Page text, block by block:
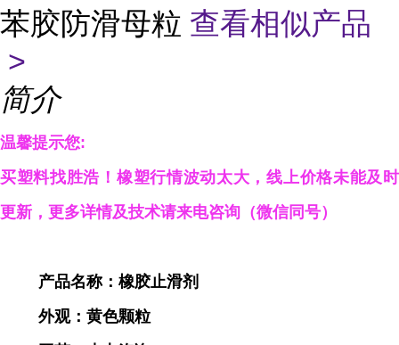
苯胶防滑母粒 查看相似产品
>
简介
温馨提示您:
买塑料找胜浩！橡塑行情波动太大，线上价格未能及时
更新，更多详情及技术请来电咨询（微信同号）
产品名称：橡胶止滑剂
外观：黄色颗粒